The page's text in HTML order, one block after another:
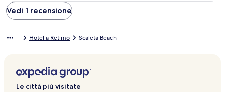
manger alors que les repas sont payés. De plus lorsque nous
partons à la journée il n’est pas possible non plus d’avoir un
panier repas pour le midi alors que le repas est payé également.
Vedi 1 recensione
Hotel a Retimo Scaleta Beach
Le città più visitate